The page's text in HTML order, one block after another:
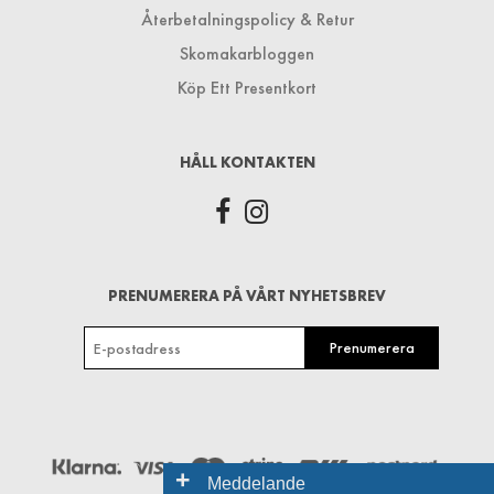
Återbetalningspolicy & Retur
Skomakarbloggen
Köp Ett Presentkort
HÅLL KONTAKTEN
PRENUMERERA PÅ VÅRT NYHETSBREV
+ Meddelande